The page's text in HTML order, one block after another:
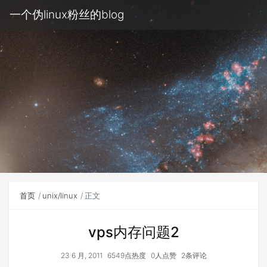
一个伪linux粉丝的blog
首页 unix/linux 正文
vps内存问题2
23 6 月, 2011 6549点热度 0人点赞 2条评论